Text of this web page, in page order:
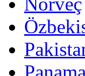
Panama